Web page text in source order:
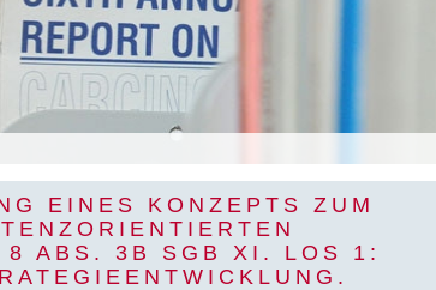
EINES KONZEPTS ZUM
ABS. 3B SGB XI. LOS 1: K
A